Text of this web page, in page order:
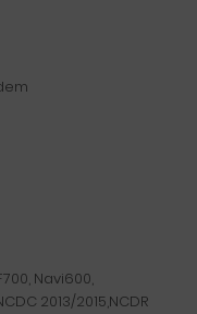
Navi600,
2013/2015,NCDR